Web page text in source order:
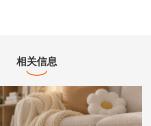
相关信息